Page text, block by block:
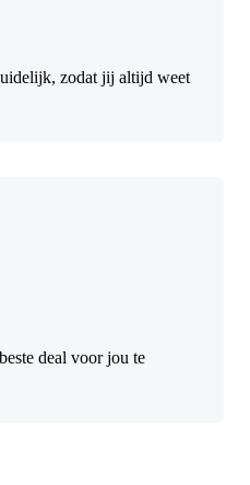
zodat jij altijd weet
deal voor jou te